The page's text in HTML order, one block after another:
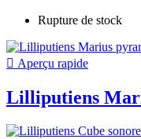
Rupture de stock
 Aperçu rapide
Lilliputiens